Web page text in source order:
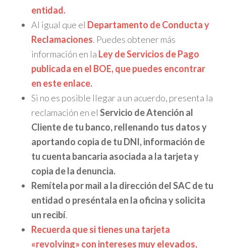
entidad.
Al igual que el Departamento de Conducta y
Reclamaciones. Puedes obtener más
información en la Ley de Servicios de Pago
publicada en el BOE, que puedes encontrar
en este enlace.
Si no es posible llegar a un acuerdo, presenta la
reclamación en elServicio de Atención al
Cliente de tu banco, rellenando tus datos y
aportando copia de tu DNI, información de
tu cuenta bancaria asociada a la tarjeta y
copia de la denuncia.
Remítela por mail a la dirección del SAC de tu
entidad o preséntala en la oficina y solicita
un recibí.
Recuerda que si tienes una tarjeta
«revolving» con intereses muy elevados,